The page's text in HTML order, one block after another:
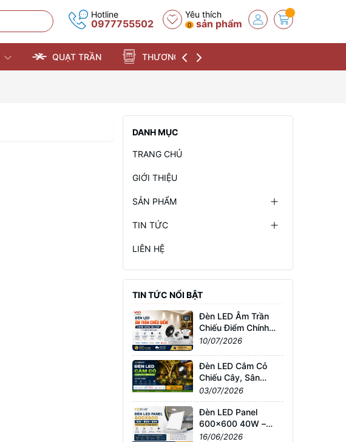
Hotline
0977755502
Yêu thích
0 sản phẩm
QUẠT TRẦN THƯƠNG HIỆU
DANH MỤC
TRANG CHỦ
GIỚI THIỆU
SẢN PHẨM
TIN TỨC
LIÊN HỆ
TIN TỨC NỔI BẬT
Đèn LED Âm Trần
Chiếu Điểm Chính
Hãng Giá Tốt | Tư
10/07/2026
Đèn LED Cắm Cỏ
Chiếu Cây, Sân
Vườn Giá Tốt –
Chống Nước IP65,
Bảo Hành Chính
Hãng
03/07/2026
Đèn LED Panel
600x600 40W –
60W – 80W Giá Sỉ &
16/06/2026